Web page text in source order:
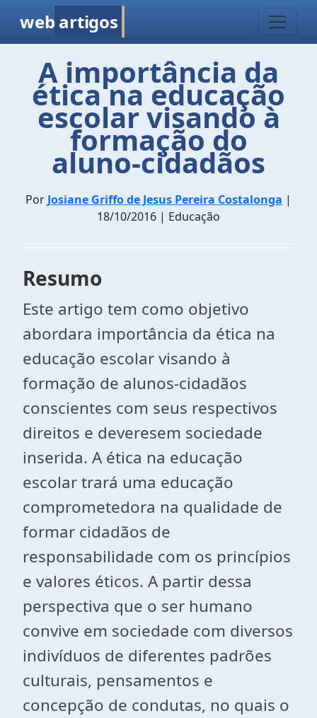
web artigos
A importância da
ética na educação
escolar visando à
formação do
aluno-cidadãos
Por Josiane Griffo de Jesus Pereira Costalonga |
18/10/2016 | Educação
Resumo
Este artigo tem como objetivo
abordara importância da ética na
educação escolar visando à
formação de alunos-cidadãos
conscientes com seus respectivos
direitos e deveresem sociedade
inserida. A ética na educação
escolar trará uma educação
comprometedora na qualidade de
formar cidadãos de
responsabilidade com os princípios
e valores éticos. A partir dessa
perspectiva que o ser humano
convive em sociedade com diversos
indivíduos de diferentes padrões
culturais, pensamentos e
concepção de condutas, no quais o